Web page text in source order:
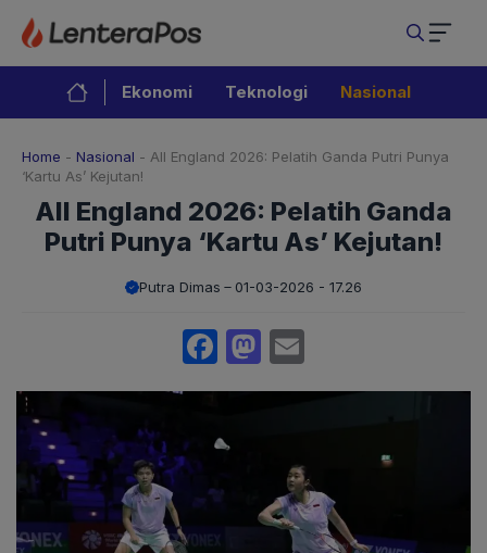
Langsung
isi
Ekonomi Teknologi Nasional
Home - Nasional - All England 2026: Pelatih Ganda Putri Punya
‘Kartu As’ Kejutan!
All England 2026: Pelatih Ganda
Putri Punya ‘Kartu As’ Kejutan!
Putra Dimas 01-03-2026 - 17.26
Facebook
Mastodon